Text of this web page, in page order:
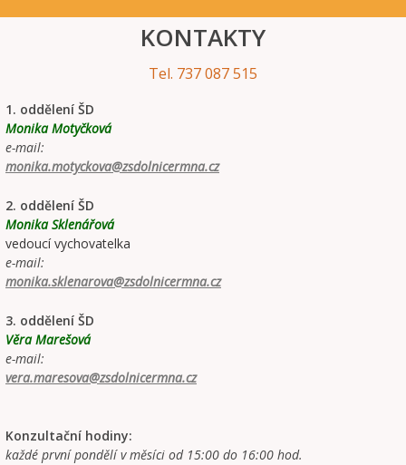
KONTAKTY
Tel. 737 087 515
1. oddělení ŠD
Monika Motyčková
e-mail:
monika.motyckova@zsdolnicermna.cz
2. oddělení ŠD
Monika Sklenářová
vedoucí vychovatelka
e-mail:
monika.sklenarova@zsdolnicermna.cz
3. oddělení ŠD
Věra Marešová
e-mail:
vera.maresova@zsdolnicermna.cz
Konzultační hodiny:
každé první pondělí v měsíci od 15:00 do 16:00 hod.